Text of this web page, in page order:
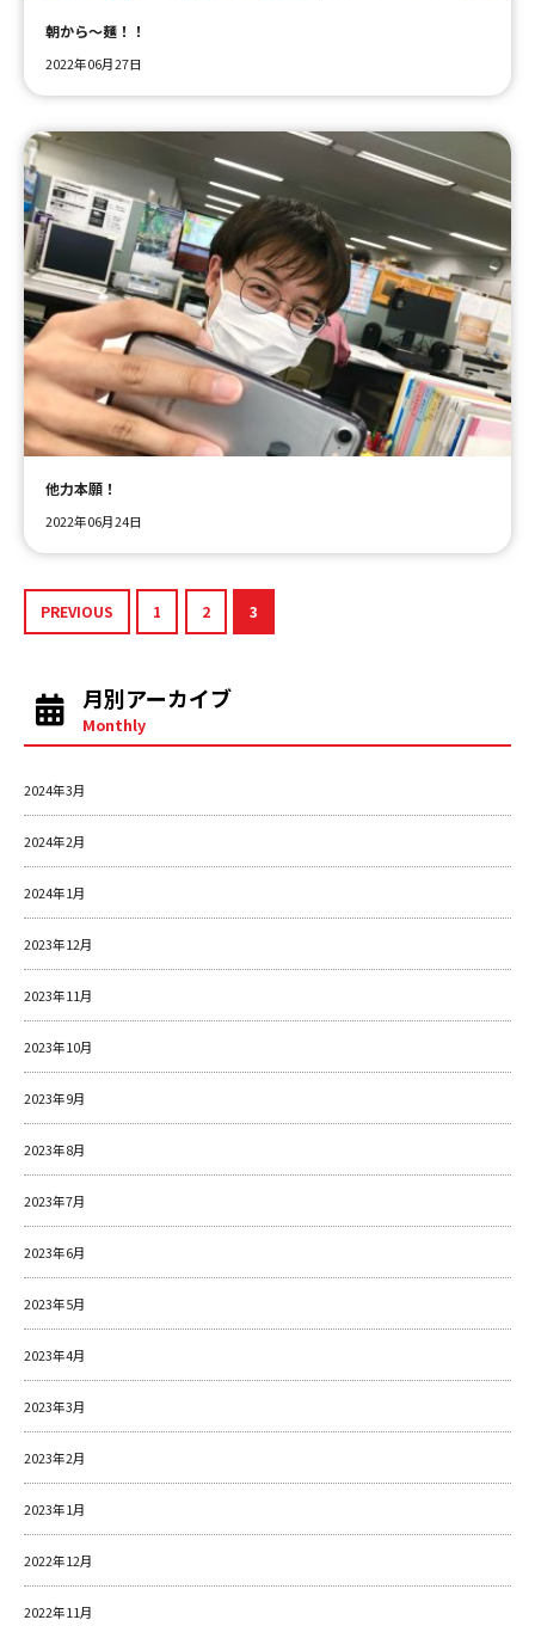
朝から～麺！！
2022年06月27日
他力本願！
2022年06月24日
PREVIOUS 1 2 3
月別アーカイブ
Monthly
2024年3月
2024年2月
2024年1月
2023年12月
2023年11月
2023年10月
2023年9月
2023年8月
2023年7月
2023年6月
2023年5月
2023年4月
2023年3月
2023年2月
2023年1月
2022年12月
2022年11月